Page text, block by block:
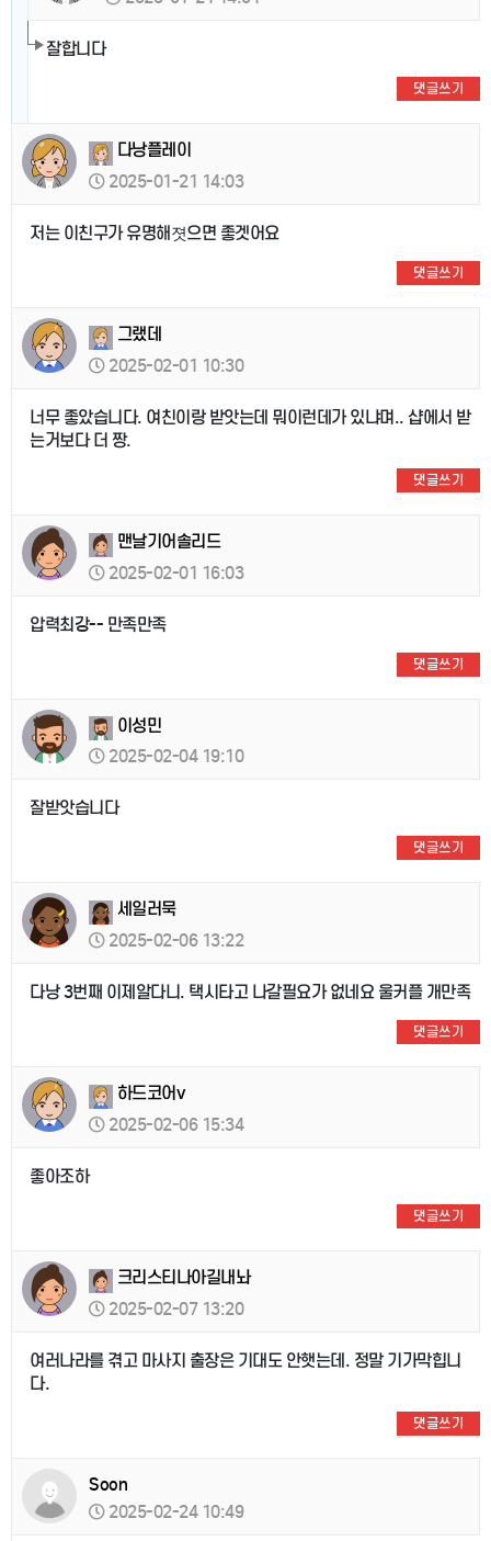
잘합니다
댓글쓰기
다낭플레이
2025-01-21 14:03
저는 이친구가 유명해졋으면 좋겟어요
댓글쓰기
그랬데
2025-02-01 10:30
너무 좋았습니다. 여친이랑 받앗는데 뭐이런데가 있냐며.. 샵에서 받
는거보다 더 짱.
댓글쓰기
맨날기어솔리드
2025-02-01 16:03
압력최강-- 만족만족
댓글쓰기
이성민
2025-02-04 19:10
잘받앗습니다
댓글쓰기
세일러묵
2025-02-06 13:22
다낭 3번째 이제알다니. 택시타고 나갈필요가 없네요 울커플 개만족
댓글쓰기
하드코어v
2025-02-06 15:34
좋아조하
댓글쓰기
크리스티나아길내놔
2025-02-07 13:20
여러나라를 겪고 마사지 출장은 기대도 안햇는데. 정말 기가막힙니
다.
댓글쓰기
Soon
2025-02-24 10:49